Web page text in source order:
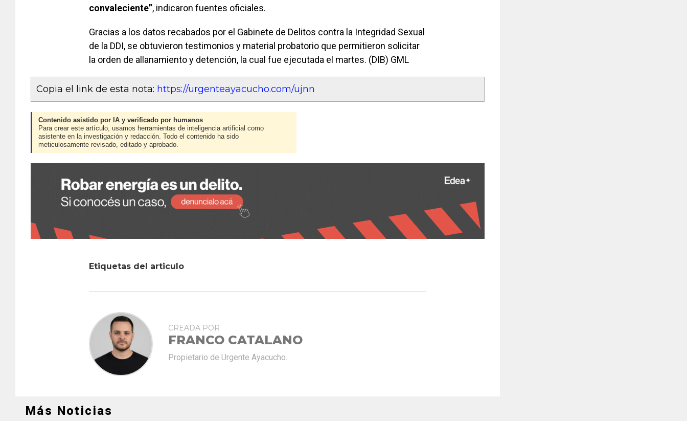
convaleciente”, indicaron fuentes oficiales.
Gracias a los datos recabados por el Gabinete de Delitos contra la Integridad Sexual
de la DDI, se obtuvieron testimonios y material probatorio que permitieron solicitar
la orden de allanamiento y detención, la cual fue ejecutada el martes. (DIB) GML
Copia el link de esta nota: https://urgenteayacucho.com/ujnn
Contenido asistido por IA y verificado por humanos
Para crear este artículo, usamos herramientas de inteligencia artificial como
asistente en la investigación y redacción. Todo el contenido ha sido
meticulosamente revisado, editado y aprobado.
Etiquetas del articulo
CREADA POR
FRANCO CATALANO
Propietario de Urgente Ayacucho.
Más Noticias